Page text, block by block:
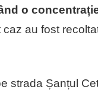
o
caz au fost
strada Șanțul